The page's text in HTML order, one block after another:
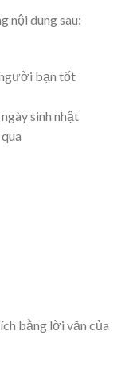
nội dung sau:
bạn tốt
sinh nhật
bằng lời văn của